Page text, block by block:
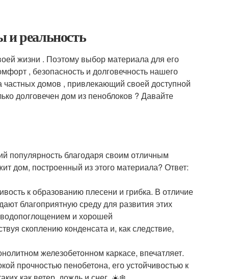
и реальность
жизни . Поэтому выбор материала для его
, безопасность и долговечность нашего
домов , привлекающий своей доступной
долговечен дом из пеноблоков ? Давайте
популярность благодаря своим отличным
дом, построенный из этого материала? Ответ:
к образованию плесени и грибка. В отличие
благоприятную среду для развития этих
и хорошей
скоплению конденсата и, как следствие,
железобетонном каркасе, впечатляет.
прочностью пенобетона, его устойчивостью к